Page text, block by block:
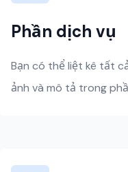
Phần dịch vụ
Bạn có thể liệt kê tất
ảnh và mô tả trong